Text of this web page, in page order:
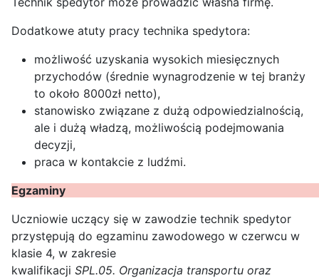
Dodatkowe atuty pracy technika spedytora:
możliwość uzyskania wysokich miesięcznych
przychodów (średnie wynagrodzenie w tej branży
to około 8000zł netto),
stanowisko związane z dużą odpowiedzialnością,
ale i dużą władzą, możliwością podejmowania
decyzji,
praca w kontakcie z ludźmi.
Uczniowie uczący się w zawodzie technik spedytor
przystępują do egzaminu zawodowego w czerwcu w
klasie 4, w zakresie
kwalifikacji SPL.05. Organizacja transportu oraz